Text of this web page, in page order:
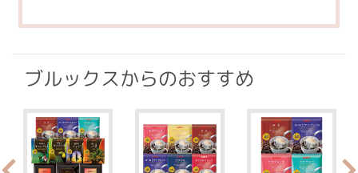
ブルックスからのおすすめ